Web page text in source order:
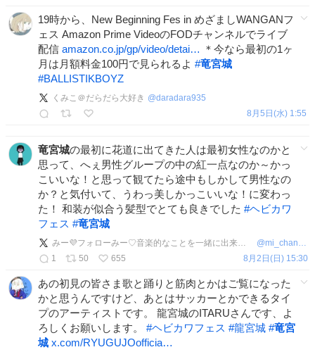
19時から、New Beginning Fes in めざましWANGANフ
ェス Amazon Prime VideoのFODチャンネルでライブ
配信 amazon.co.jp/gp/video/detai… ＊今なら最初の1ヶ
月は月額料金100円で見られるよ #竜宮城
#BALLISTIKBOYZ
くみこ＠だらだら大好き @daradara935
8月5日(水) 1:55
竜宮城の最初に花道に出てきた人は最初女性なのかと
思って、へぇ男性グループの中の紅一点なのか～かっ
こいいな！と思って観てたら途中もしかして男性なの
か？と気付いて、うわっ美しかっこいいな！に変わっ
た！ 和装が似合う髪型でとても良きでした #ヘビカワ
フェス #竜宮城
みー💜フォローみー♡音楽的なことを一緒に出来たらいいな @mi_channel4
1
50 655 8月2日(日) 15:30
あの初見の皆さま歌と踊りと筋肉とかはご覧になった
かと思うんですけど、あとはサッカーとかできるタイ
プのアーティストです。 龍宮城のITARUさんです、よ
ろしくお願いします。 #ヘビカワフェス #龍宮城 #竜宮
城 x.com/RYUGUJOofficia…